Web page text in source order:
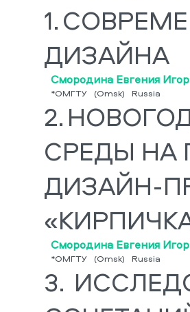
1.
ДИЗАЙНА
Смородина Евгения
*ОМГТУ (Omsk) Russia
2.
СРЕДЫ НА
ДИЗАЙН-
Смородина Евгения
*ОМГТУ (Omsk) Russia
3.